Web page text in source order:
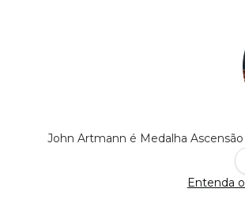
John Artmann é Medalha
Entenda